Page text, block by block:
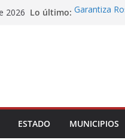
2026 Lo último: Garantiza
Cortines
ESTADO MUNICIPIOS